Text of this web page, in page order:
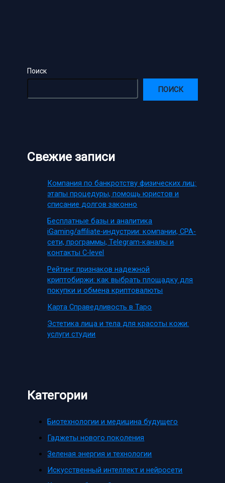
Поиск
ПОИСК
Свежие записи
Компания по банкротству физических лиц:
этапы процедуры, помощь юристов и
списание долгов законно
Бесплатные базы и аналитика
iGaming/affiliate-индустрии: компании, CPA-
сети, программы, Telegram-каналы и
контакты C-level
Рейтинг признаков надежной
криптобиржи: как выбрать площадку для
покупки и обмена криптовалюты
Карта Справедливость в Таро
Эстетика лица и тела для красоты кожи:
услуги студии
Категории
Биотехнологии и медицина будущего
Гаджеты нового поколения
Зеленая энергия и технологии
Искусственный интеллект и нейросети